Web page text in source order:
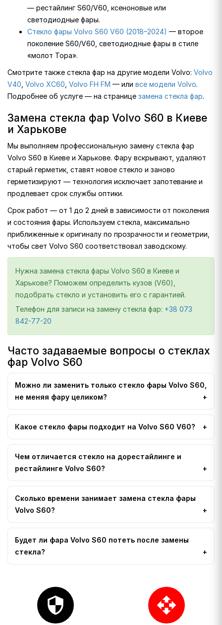
— рестайлинг S60/V60, ксеноновые или
светодиодные фары.
Стекло фары Volvo S60 V60 (2018–2024) — второе
поколение S60/V60, светодиодные фары в стиле
«молот Тора».
Смотрите также стекла фар на другие модели Volvo: Volvo
V40 Volvo XC60 Volvo FH FM — или все модели Volvo.
Подробнее об услуге — на странице замена стекла фар.
Замена стекла фар Volvo S60 в Киеве
и Харькове
Мы выполняем профессиональную замену стекла фар
Volvo S60 в Киеве и Харькове. Фару вскрывают, удаляют
старый герметик, ставят новое стекло и заново
герметизируют — технология исключает запотевание и
продлевает срок службы оптики.
Срок работ — от 1 до 2 дней в зависимости от поколения
и состояния фары. Используем стекла, максимально
приближенные к оригиналу по прозрачности и геометрии,
чтобы свет Volvo S60 соответствовал заводскому.
Нужна замена стекла фары Volvo S60 в Киеве и
Харькове? Поможем определить кузов (V60),
подобрать стекло и установить его с гарантией.
Телефон для записи на замену стекла фар: +38 073
842-77-20
Часто задаваемые вопросы о стеклах
фар Volvo S60
Можно ли заменить только стекло фары Volvo S60,
не меняя фару целиком?
Какое стекло фары подходит на Volvo S60 V60?
Чем отличается стекло на дорестайлинге и
рестайлинге Volvo S60?
Сколько времени занимает замена стекла фары
Volvo S60?
Будет ли фара Volvo S60 потеть после замены
стекла?
security open_with